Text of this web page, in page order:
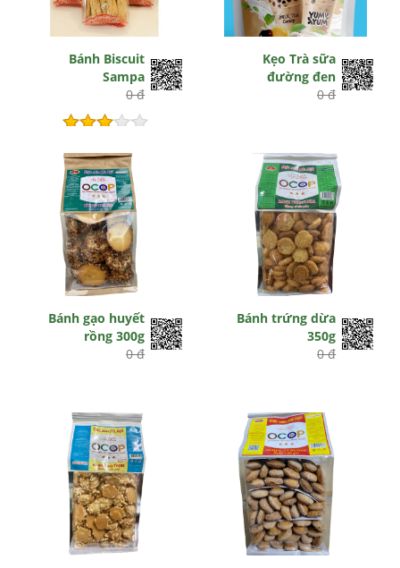
Bánh Biscuit
Sampa
0 đ
Kẹo Trà sữa
đường đen
0 đ
Bánh gạo huyết
rồng 300g
0 đ
Bánh trứng dừa
350g
0 đ